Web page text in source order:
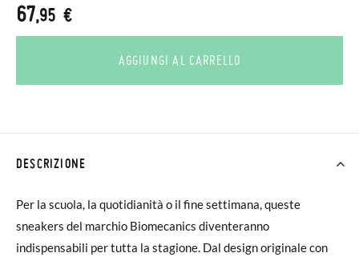
67,95 €
AGGIUNGI AL CARRELLO
DESCRIZIONE
Per la scuola, la quotidianità o il fine settimana, queste
sneakers del marchio Biomecanics diventeranno
indispensabili per tutta la stagione. Dal design originale con